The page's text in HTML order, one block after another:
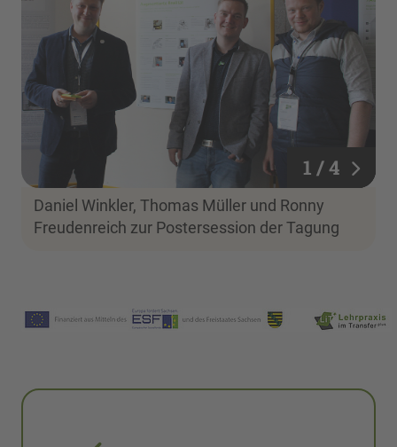
1 / 4
1 / 4
Daniel Winkler, Thomas Müller und Ronny
Freudenreich zur Postersession der Tagung